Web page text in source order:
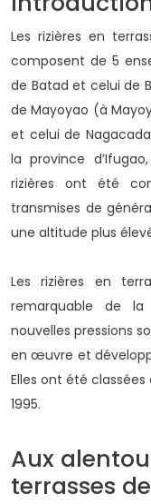
Les rizières en
composent de 5
de Batad et celui de
de Mayoyao (à
et celui de
la province
rizières ont été
transmises de
une altitude plus
Les rizières en
remarquable de
nouvelles pressions
en œuvre et
Elles ont été classées
1995.
Aux
terrasses